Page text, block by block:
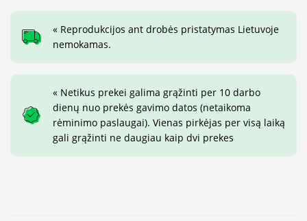
« Reprodukcijos ant drobės pristatymas Lietuvoje
nemokamas.
« Netikus prekei galima grąžinti per 10 darbo
dienų nuo prekės gavimo datos (netaikoma
rėminimo paslaugai). Vienas pirkėjas per visą laiką
gali grąžinti ne daugiau kaip dvi prekes